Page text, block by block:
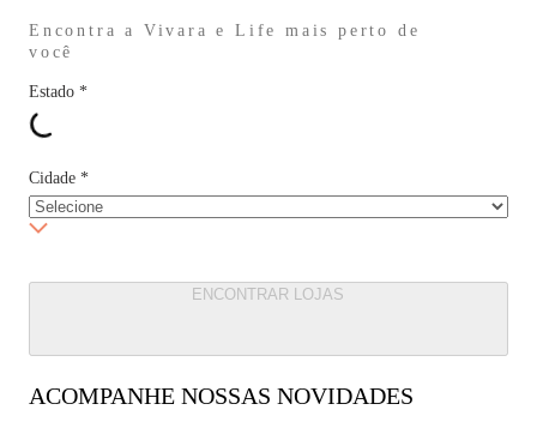
Encontra a Vivara e Life mais perto de
você
Estado *
Cidade *
ENCONTRAR LOJAS
ACOMPANHE NOSSAS NOVIDADES